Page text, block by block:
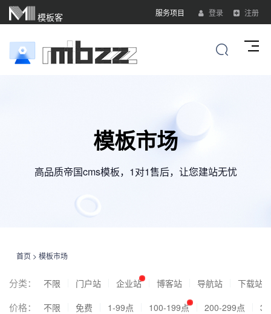
模板客 服务项目 登录 注册
模板市场
高品质帝国cms模板，1对1售后，让您建站无忧
首页 > 模板市场
分类： 不限 门户站 企业站 博客站 导航站 下载站
价格： 不限 免费 1-99点 100-199点 200-299点